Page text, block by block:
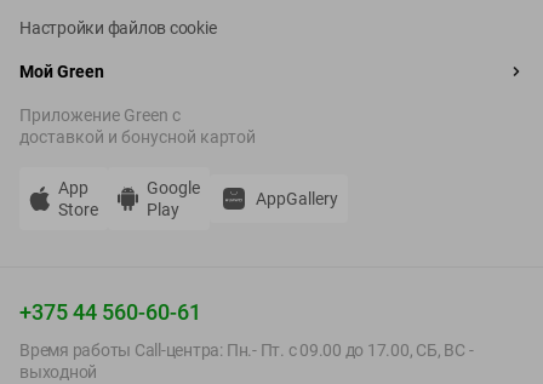
Настройки файлов cookie
Мой Green
Приложение Green c
доставкой и бонусной картой
App
Store
Google
Play
AppGallery
+375 44 560-60-61
Время работы Call-центра: Пн.- Пт. с 09.00 до 17.00, СБ, ВС -
выходной